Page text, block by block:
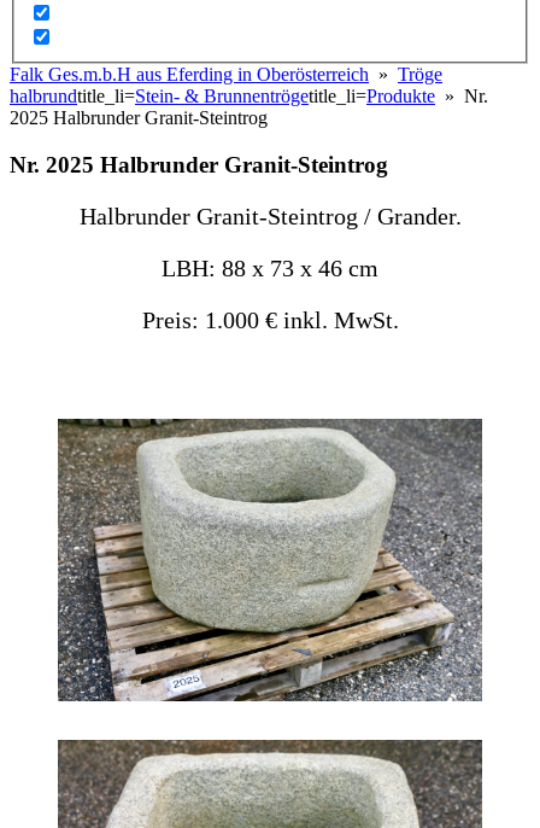
Falk Ges.m.b.H aus Eferding in Oberösterreich » Tröge
halbrundtitle_li=Stein- & Brunnentrögetitle_li=Produkte » Nr.
2025 Halbrunder Granit-Steintrog
Nr. 2025 Halbrunder Granit-Steintrog
Halbrunder Granit-Steintrog / Grander.
LBH: 88 x 73 x 46 cm
Preis: 1.000 € inkl. MwSt.